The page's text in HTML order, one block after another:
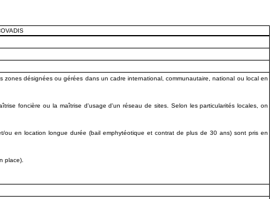
désignées ou gérées dans un cadre international, communautaire, national ou local en
foncière ou la maîtrise d'usage d'un réseau de sites. Selon les particularités locales, on
en location longue durée (bail emphytéotique et contrat de plus de 30 ans) sont pris en
place).